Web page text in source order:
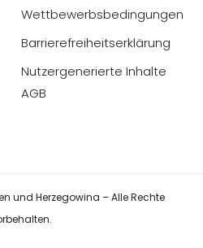
Wettbewerbsbedingungen
Barrierefreiheitserklärung
Nutzergenerierte Inhalte
AGB
und Herzegowina – Alle Rechte